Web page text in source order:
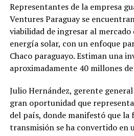
autenticadas de facturas de la
por valores de 18.500.000 y
respectivamente, sosteniendo
había pagado por todos los
infraestructura del comedor.
son facturas habían sido
«son de contenido falso»,
por la Lic. Rosalba Garay,
trabaja con Garrido. De
Representantes de la empresa
Ventures Paraguay se
viabilidad de ingresar al mercado
energía solar, con un enfoque
Chaco paraguayo. Estiman una
aproximadamente 40 millones
Julio Hernández, gerente
gran oportunidad que
del país, donde manifestó que la
transmisión se ha convertido en